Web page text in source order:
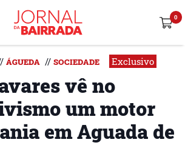
ÁGUEDA // SOCIEDADE Exclusivo
vê no
um motor
em Aguada de